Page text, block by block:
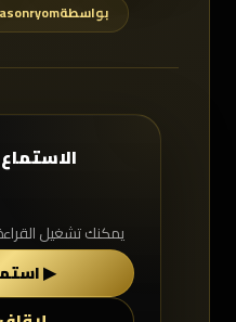
بواسطة
يمكنك تشغيل
▶